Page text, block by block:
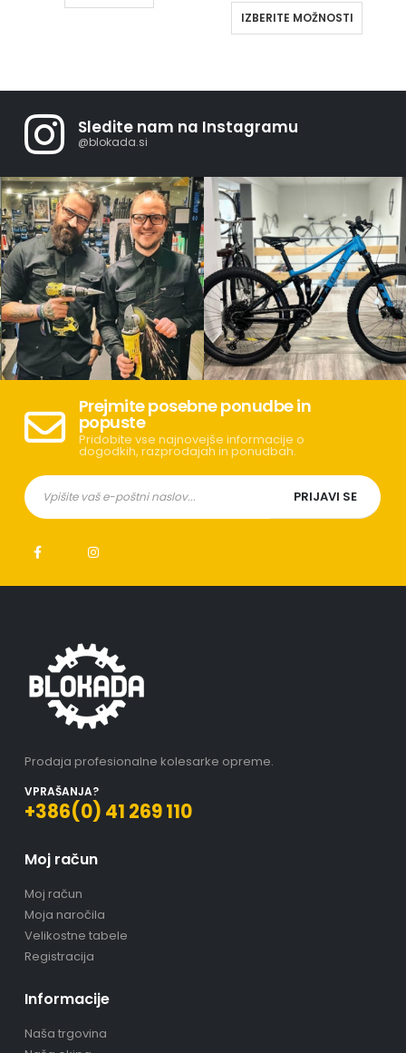
IZBERITE MOŽNOSTI
Sledite nam na Instagramu
@blokada.si
Prejmite posebne ponudbe in
popuste
Pridobite vse najnovejše informacije o
dogodkih, razprodajah in ponudbah.
Prodaja profesionalne kolesarke opreme.
VPRAŠANJA?
+386(0) 41 269 110
Moj račun
Moj račun
Moja naročila
Velikostne tabele
Registracija
Informacije
Naša trgovina